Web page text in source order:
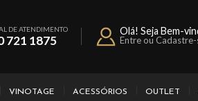
DE ATENDIMENTO
721 1875
Olá! Seja Bem-
Entre ou Cadastre-
VINOTAGE ACESSÓRIOS OUTLET